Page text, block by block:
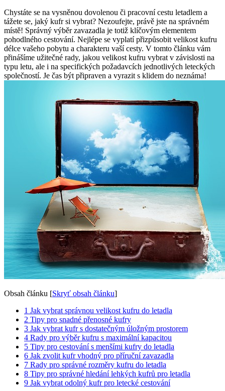
Chystáte se na vysněnou dovolenou či pracovní cestu letadlem a
tážete se, jaký kufr si vybrat? Nezoufejte, právě jste na správném
místě! Správný výběr zavazadla je totiž klíčovým elementem
pohodlného cestování. Nejlépe se vyplatí přizpůsobit velikost kufru
délce vašeho pobytu a charakteru vaší cesty. V tomto článku vám
přinášíme užitečné rady, jakou velikost kufru vybrat v závislosti na
typu letu, ale i na specifických požadavcích jednotlivých leteckých
společností. Je čas být připraven a vyrazit s klidem do neznáma!
Obsah článku [Skryť obsah článku]
1 Jak vybrat správnou velikost kufru do letadla
2 Tipy pro snadné přenosné kufry
3 Jak vybrat kufr s dostatečným úložným prostorem
4 Rady pro výběr kufru s maximální kapacitou
5 Tipy pro cestování s menšími kufry do letadla
6 Jak zvolit kufr vhodný pro příruční zavazadla
7 Rady pro správné rozměry kufru do letadla
8 Tipy pro správné hledání lehkých kufrů pro letadla
9 Jak vybrat odolný kufr pro letecké cestování